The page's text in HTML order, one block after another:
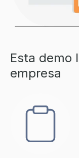
Esta demo
empresa